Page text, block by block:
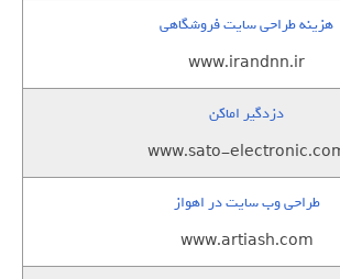
هزینه طراحی سایت فروشگاهی
www.irandnn.ir
دزدگیر اماکن
www.sato-
طراحی وب سایت در اهواز
www.artiash.com